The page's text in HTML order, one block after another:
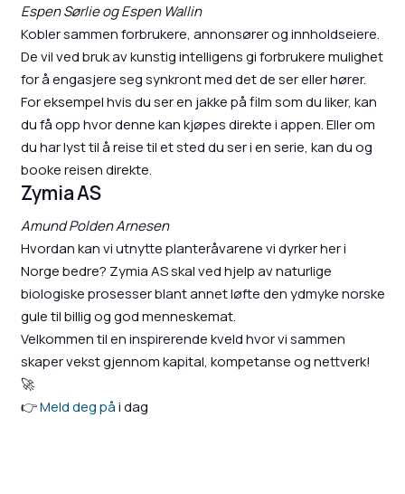
Espen Sørlie og Espen Wallin
Kobler sammen forbrukere, annonsører og innholdseiere.
De vil ved bruk av kunstig intelligens gi forbrukere mulighet
for å engasjere seg synkront med det de ser eller hører.
For eksempel hvis du ser en jakke på film som du liker, kan
du få opp hvor denne kan kjøpes direkte i appen. Eller om
du har lyst til å reise til et sted du ser i en serie, kan du og
booke reisen direkte.
Zymia AS
Amund Polden Arnesen
Hvordan kan vi utnytte planteråvarene vi dyrker her i
Norge bedre? Zymia AS skal ved hjelp av naturlige
biologiske prosesser blant annet løfte den ydmyke norske
gule til billig og god menneskemat.
Velkommen til en inspirerende kveld hvor vi sammen
skaper vekst gjennom kapital, kompetanse og nettverk!
🚀
👉Meld deg påi dag